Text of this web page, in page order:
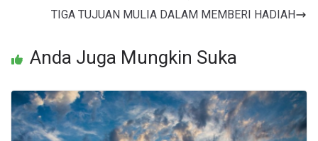
TIGA TUJUAN MULIA DALAM MEMBERI HADIAH
Anda Juga Mungkin Suka